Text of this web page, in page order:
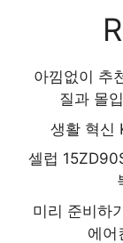
아낌없이 추
질과 몰
생활 혁신
셀럽
미리 준비하
에어